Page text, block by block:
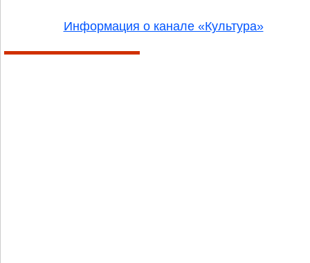
Информация о канале «Культура»